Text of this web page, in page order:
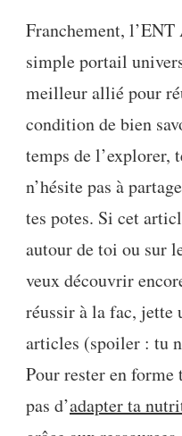
Franchement,
simple portail
meilleur allié pour
condition de bien
temps de l’explorer,
n’hésite pas à
tes potes. Si cet
autour de toi ou sur
veux découvrir
réussir à la fac, jette
articles (spoiler : tu
Pour rester en forme
pas d’adapter ta